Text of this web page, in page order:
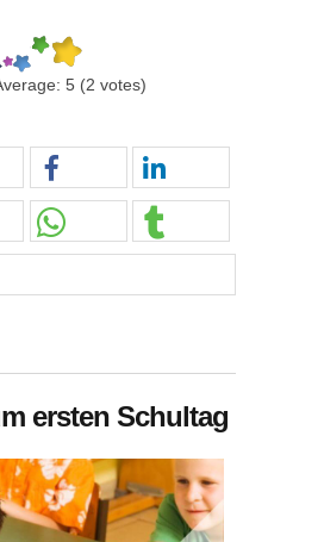
5 (2 votes)
ersten Schultag